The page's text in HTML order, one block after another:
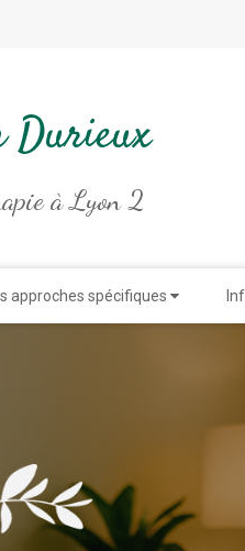
Durieux
à Lyon 2
approches spécifiques